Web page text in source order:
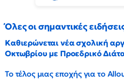
Όλες οι σημαντικές
Καθιερώνεται νέα σχολική
Οκτωβρίου με Προεδρικό
Το τέλος μιας εποχής για το